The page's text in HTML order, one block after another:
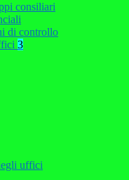
consiliari
di controllo
3
uffici